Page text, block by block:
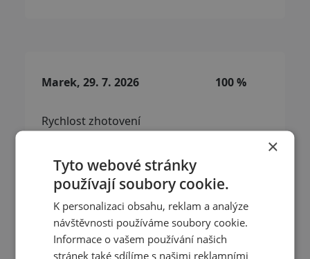
Marek, 29. 7. 2026 100 %
Rychlost zhotovení
si vyzvedl osobně asi 30 hod od objednání,
zbytek mi bezplatně poslali
Přečíst další recenze
×
Tyto webové stránky
používají soubory cookie.
K personalizaci obsahu, reklam a analýze
návštěvnosti používáme soubory cookie.
Informace o vašem používání našich
stránek také sdílíme s našimi reklamními